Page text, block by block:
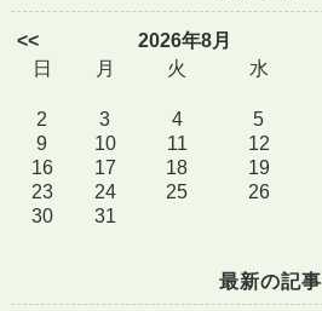
<<
2026年8月
日
月 火 水
2
3 4 5
9
10 11 12
16
17 18 19
23
24 25 26
30
31
最新の記事